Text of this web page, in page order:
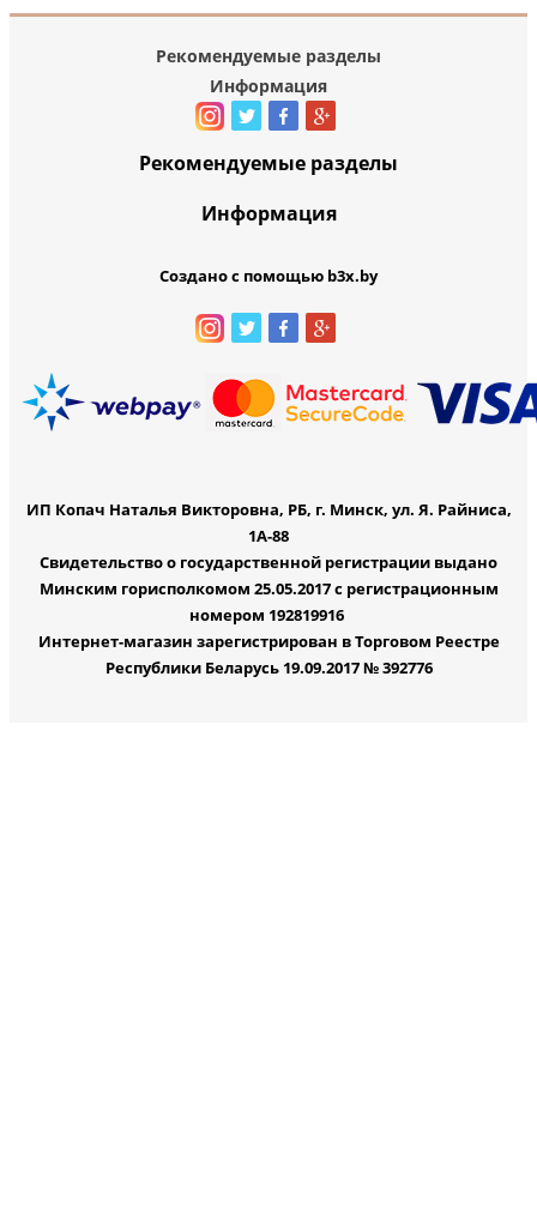
Рекомендуемые разделы
Информация
Рекомендуемые разделы
Информация
Создано с помощью b3x.by
ИП Копач Наталья Викторовна, РБ, г. Минск, ул. Я. Райниса,
1А-88
Свидетельство о государственной регистрации выдано
Минским горисполкомом 25.05.2017 с регистрационным
номером 192819916
Интернет-магазин зарегистрирован в Торговом Реестре
Республики Беларусь 19.09.2017 № 392776